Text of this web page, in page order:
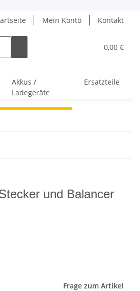
Mein Konto Kontakt
0,00 €
Akkus /
Ladegeräte
Ersatzteile
und Balancer
Frage zum Artikel